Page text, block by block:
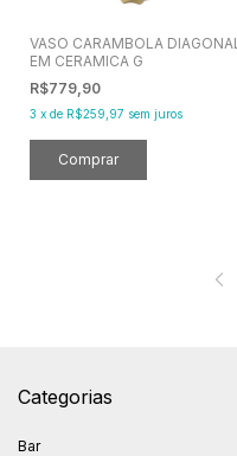
VASO CARAMBOLA DIAGONAL
EM CERAMICA G
R$779,90
3 x de R$259,97 sem juros
Categorias
Bar